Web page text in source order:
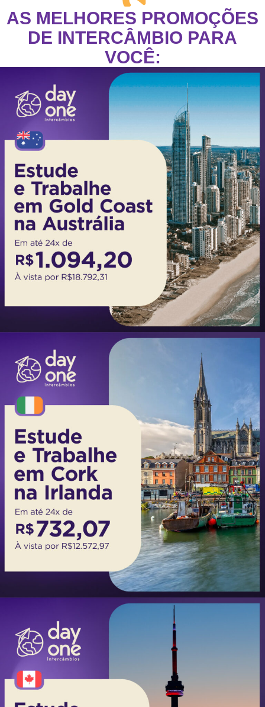
AS MELHORES PROMOÇÕES
DE INTERCÂMBIO PARA
VOCÊ: